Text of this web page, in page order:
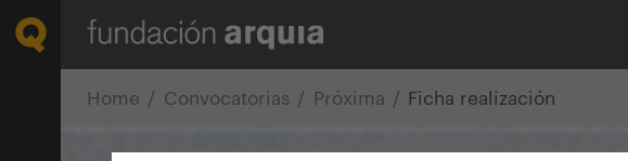
Home Convocatorias Próxima Ficha realización